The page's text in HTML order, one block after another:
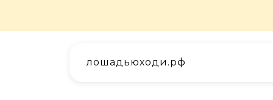
лошадьюходи.рф